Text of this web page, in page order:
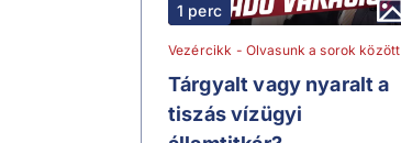
1 perc
Vezércikk - Olvasunk a sorok között
Tárgyalt vagy nyaralt a
tiszás vízügyi